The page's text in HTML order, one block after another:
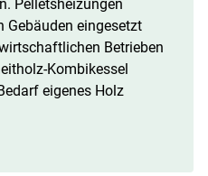
Pelletsheizungen
Gebäuden eingesetzt
Betrieben
Kombikessel
eigenes Holz